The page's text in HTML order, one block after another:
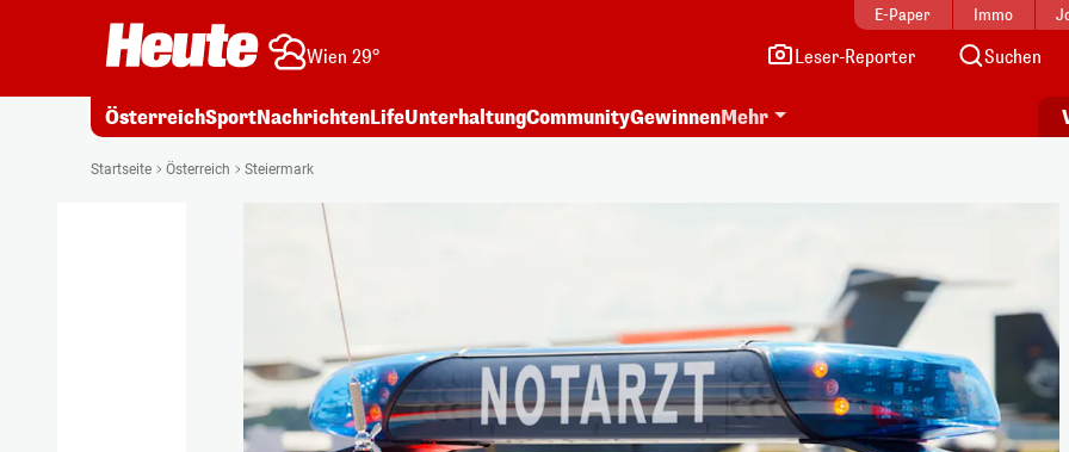
E-Paper Immo
Wien 29° Leser-Reporter Suchen
ÖsterreichSportNachrichtenLifeUnterhaltungCommunityGewinnenMehr
Startseite Österreich Steiermark